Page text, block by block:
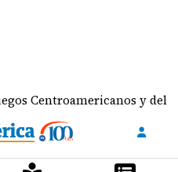
y del Caribe